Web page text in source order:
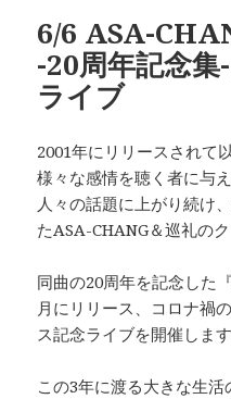
6/6 ASA-
-20周年記念
ライブ
2001年にリリースされて
様々な感情を聴く者に与
人々の話題に上がり続け
たASA-CHANG＆巡礼の
同曲の20周年を記念した
月にリリース、コロナ禍
ス記念ライブを開催します
この3年に渡る大きな生